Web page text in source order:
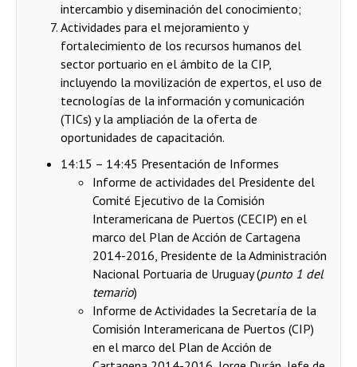
intercambio y diseminación del conocimiento;
Actividades para el mejoramiento y
fortalecimiento de los recursos humanos del
sector portuario en el ámbito de la CIP,
incluyendo la movilización de expertos, el uso de
tecnologías de la información y comunicación
(TICs) y la ampliación de la oferta de
oportunidades de capacitación.
14:15 – 14:45 Presentación de Informes
Informe de actividades del Presidente del
Comité Ejecutivo de la Comisión
Interamericana de Puertos (CECIP) en el
marco del Plan de Acción de Cartagena
2014-2016, Presidente de la Administración
Nacional Portuaria de Uruguay (punto 1 del
temario)
Informe de Actividades la Secretaría de la
Comisión Interamericana de Puertos (CIP)
en el marco del Plan de Acción de